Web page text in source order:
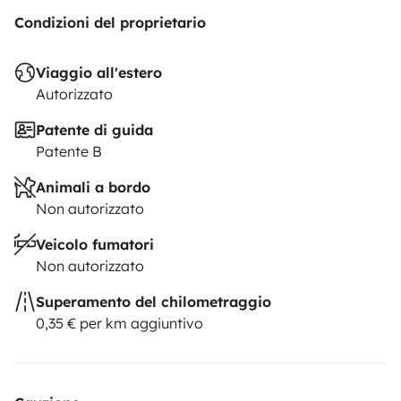
et Grégory
Condizioni del proprietario
Viaggio all'estero
Autorizzato
Patente di guida
Patente B
Animali a bordo
Non autorizzato
Veicolo fumatori
Non autorizzato
Superamento del chilometraggio
0,35 € per km aggiuntivo